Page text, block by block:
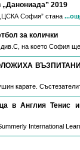
2019
София” стана
за колички
див.С, на което София
карате.
в Англия Тенис
International